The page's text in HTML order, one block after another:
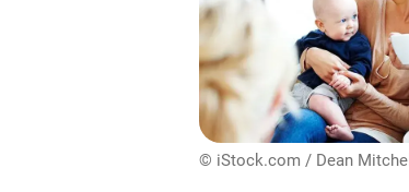
© iStock.com / Dean Mitchell